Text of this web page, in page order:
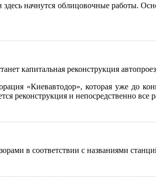
начнутся облицовочные работы.
капитальная реконструкция
«Киевавтодор», которая уже до
реконструкция и непосредственно
в соответствии с названиями